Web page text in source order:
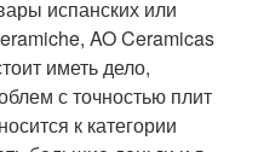
испанских или
AO Ceramicas
иметь дело,
с точностью плит
к категории